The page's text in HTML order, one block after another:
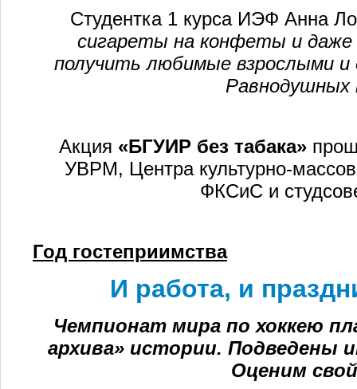
Студентка 1 курса ИЭФ Анна
сигареты на конфеты и
получить любимые взрослыми
Равнодушных
Акция «БГУИР без табака»
УВРМ, Центра культурно-
ФКСиС и
Год гостеприимства
И работа, и
Чемпионат мира по хоккею
архива» истории. Подведены
Оценим